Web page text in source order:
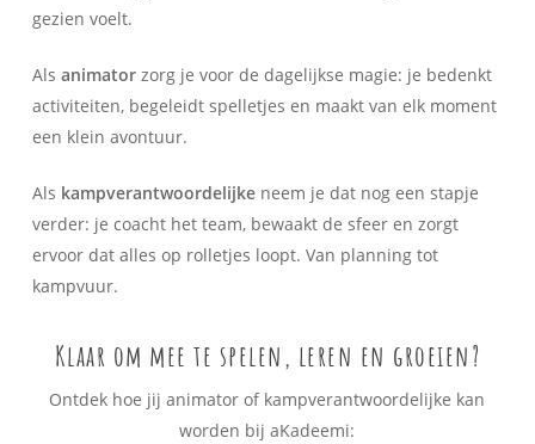
gezien voelt.
Als animatorzorg je voor de dagelijkse magie: je bedenkt
activiteiten, begeleidt spelletjes en maakt van elk moment
een klein avontuur.
Als kampverantwoordelijkeneem je dat nog een stapje
verder: je coacht het team, bewaakt de sfeer en zorgt
ervoor dat alles op rolletjes loopt. Van planning tot
kampvuur.
Klaar om mee te spelen, leren en groeien?
Ontdek hoe jij animator of kampverantwoordelijke kan
worden bij aKadeemi: